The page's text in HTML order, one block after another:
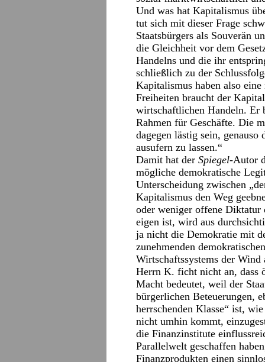
Und was hat Kapitalismus
tut sich mit dieser Frage
Staatsbürgers als Souverän
die Gleichheit vor dem
Handelns und die ihr
schließlich zu der
Kapitalismus haben also
Freiheiten braucht der
wirtschaftlichen Handeln. Er
Rahmen für Geschäfte. Die
dagegen lästig sein,
ausufern zu lassen.“
Damit hat der Spiegel-Autor
mögliche demokratische
Unterscheidung zwischen
Kapitalismus den Weg
oder weniger offene Diktatur
eigen ist, wird aus
ja nicht die Demokratie mit
zunehmenden
Wirtschaftssystems der Wind
Herrn K. ficht nicht an, dass
Macht bedeutet, weil der
bürgerlichen Beteuerungen,
herrschenden Klasse“ ist,
nicht umhin kommt,
die Finanzinstitute
Parallelwelt geschaffen
Finanzprodukten einen